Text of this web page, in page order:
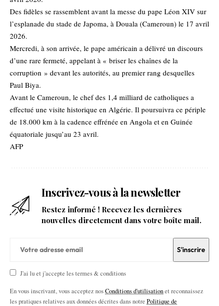
Des fidèles se rassemblent avant la messe du pape Léon XIV sur
l’esplanade du stade de Japoma, à Douala (Cameroun) le 17 avril
2026.
Mercredi, à son arrivée, le pape américain a délivré un discours
d’une rare fermeté, appelant à « briser les chaînes de la
corruption » devant les autorités, au premier rang desquelles
Paul Biya.
Avant le Cameroun, le chef des 1,4 milliard de catholiques a
effectué une visite historique en Algérie. Il poursuivra ce périple
de 18.000 km à la cadence effrénée en Angola et en Guinée
équatoriale jusqu’au 23 avril.
AFP
Inscrivez-vous à la newsletter
Restez informé ! Recevez les dernières
nouvelles directement dans votre boîte mail.
J'ai lu et j'accepte les termes & conditions
En vous inscrivant, vous acceptez nosConditions d'utilisationet reconnaissez
les pratiques relatives aux données décrites dans notre Politique de